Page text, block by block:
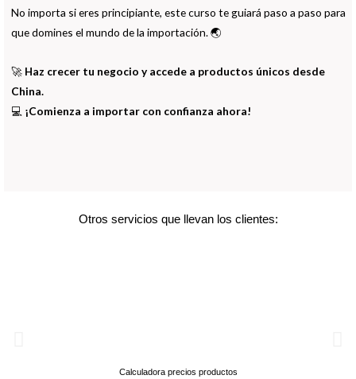
No importa si eres principiante, este curso te guiará paso a paso para
que domines el mundo de la importación. 🌏
🚀 Haz crecer tu negocio y accede a productos únicos desde
China.
💻 ¡Comienza a importar con confianza ahora!
Otros servicios que llevan los clientes:
Calculadora precios productos